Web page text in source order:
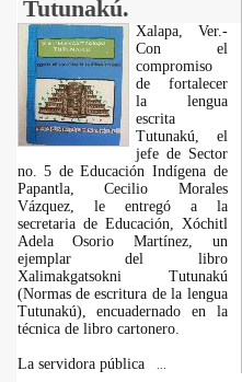
Tutunakú.
Xalapa, Ver.-
Con el
compromiso
de fortalecer
la lengua
escrita
Tutunakú, el
jefe de Sector
no. 5 de Educación Indígena de
Papantla, Cecilio Morales
Vázquez, le entregó a la
secretaria de Educación, Xóchitl
Adela Osorio Martínez, un
ejemplar del libro
Xalimakgatsokni Tutunakú
(Normas de escritura de la lengua
Tutunakú), encuadernado en la
técnica de libro cartonero.
La servidora pública